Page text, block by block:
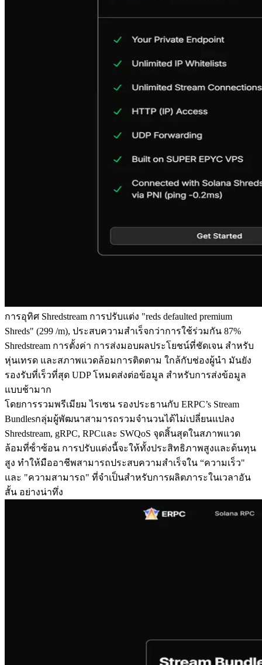
การอุทิศ Shredstream การปรับแต่ง "reds defaulted premium
Shreds" (299 /m), ประสบความสําเร็จกว่าการใช้ร่วมกัน 87%
Shredstream การตั้งค่า การส่งมอบผลประโยชน์ที่ชัดเจน สําหรับ
หุ่นเทรด และสภาพแวดล้อมการติดตาม ใกล้กับช่องผู้นํา มันยัง
รองรับที่เร็วที่สุด UDP โหมดส่งต่อข้อมูล สําหรับการส่งข้อมูล
แบบช้ามาก
โดยการรวมพรีเมียม ไรเซน รองประธานกับ ERPC’s Stream
Bundlesกลุ่มผู้พัฒนาสามารถรวมจํานวนได้ไม่เปลี่ยนแปลง
Shredstream, gRPC, RPCและ SWQoS จุดสิ้นสุดในสภาพแวด
ล้อมที่ซ้ําซ้อน การปรับแต่งนี้จะให้ทั้งประสิทธิภาพสูงและต้นทุน
สูง ทําให้มืออาชีพสามารถประสบความสําเร็จใน “ความเร็ว"
และ "ความสามารถ" ที่จําเป็นสําหรับการผลิตภาระในเวลาอัน
สั้น อย่างน่าทึ่ง